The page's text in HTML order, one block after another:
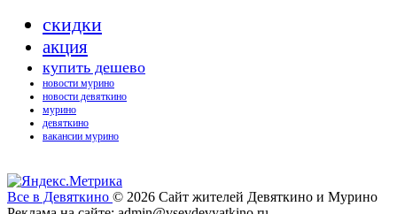
скидки
акция
купить дешево
новости мурино
новости девяткино
мурино
девяткино
вакансии мурино
Все в Девяткино © 2026 Сайт жителей Девяткино и Мурино